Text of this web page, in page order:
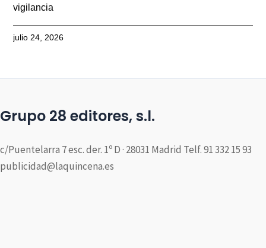
vigilancia
julio 24, 2026
Grupo 28 editores, s.l.
c/Puentelarra 7 esc. der. 1º D · 28031 Madrid Telf. 91 332 15 93
publicidad@laquincena.es